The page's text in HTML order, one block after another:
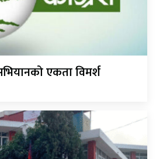
एकता विमर्श